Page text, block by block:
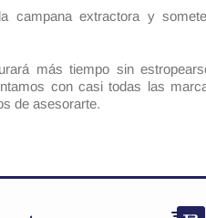
campana extractora y
más tiempo sin
con casi todas las
de asesorarte.